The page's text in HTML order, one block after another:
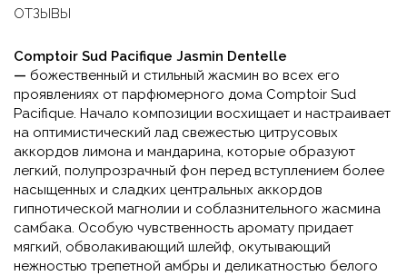
ОТЗЫВЫ
Comptoir Sud Pacifique Jasmin Dentelle
— божественный и стильный жасмин во всех его
проявлениях от парфюмерного дома Comptoir Sud
Pacifique. Начало композиции восхищает и настраивает
на оптимистический лад свежестью цитрусовых
аккордов лимона и мандарина, которые образуют
легкий, полупрозрачный фон перед вступлением более
насыщенных и сладких центральных аккордов
гипнотической магнолии и соблазнительного жасмина
самбака. Особую чувственность аромату придает
мягкий, обволакивающий шлейф, окутывающий
нежностью трепетной амбры и деликатностью белого